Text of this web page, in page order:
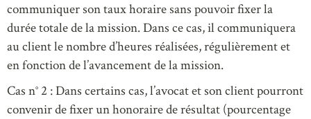
communiquer son taux horaire sans pouvoir fixer la
durée totale de la mission. Dans ce cas, il communiquera
au client le nombre d’heures réalisées, régulièrement et
en fonction de l’avancement de la mission.
Cas n° 2 : Dans certains cas, l’avocat et son client pourront
convenir de fixer un honoraire de résultat (pourcentage